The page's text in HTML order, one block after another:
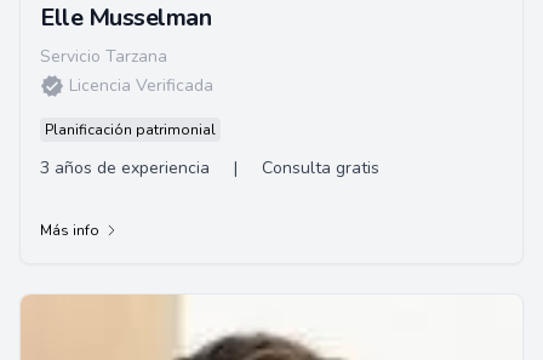
Elle Musselman
Servicio Tarzana
Licencia Verificada
Planificación patrimonial
3 años de experiencia | Consulta gratis
Más info